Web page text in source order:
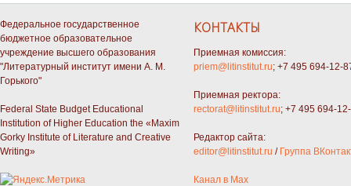
Федеральное государственное
бюджетное образовательное
учреждение высшего образования
"Литературный институт имени А. М.
Горького"
Federal State Budget Educational
Institution of Higher Education the «Maxim
Gorky Institute of Literature and Creative
Writing»
КОНТАКТЫ
Приемная комиссия:
priem@litinstitut.ru; +7 495 694-12-
Приемная ректора:
rectorat@litinstitut.ru; +7 495 694-
Редактор сайта:
editor@litinstitut.ru / Группа
Канал в Max